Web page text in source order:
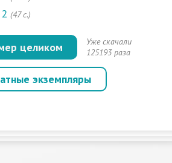
(47 с.)
целиком
Уже скачали
125193 раза
экземпляры